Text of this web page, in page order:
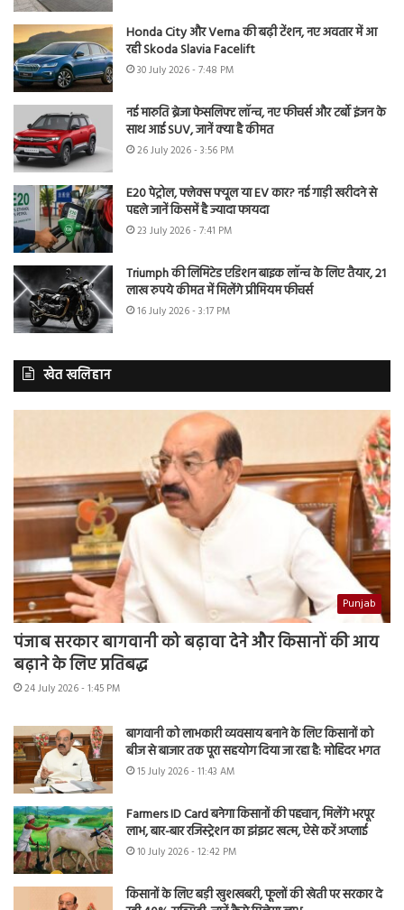
Honda City और Verna की बढ़ी टेंशन, नए अवतार में आ
रही Skoda Slavia Facelift
30 July 2026 - 7:48 PM
नई मारुति ब्रेजा फेसलिफ्ट लॉन्च, नए फीचर्स और टर्बो इंजन के
साथ आई SUV, जानें क्या है कीमत
26 July 2026 - 3:56 PM
E20 पेट्रोल, फ्लेक्स फ्यूल या EV कार? नई गाड़ी खरीदने से
पहले जानें किसमें है ज्यादा फायदा
23 July 2026 - 7:41 PM
Triumph की लिमिटेड एडिशन बाइक लॉन्च के लिए तैयार, 21
लाख रुपये कीमत में मिलेंगे प्रीमियम फीचर्स
16 July 2026 - 3:17 PM
खेत खलिहान
Punjab
पंजाब सरकार बागवानी को बढ़ावा देने और किसानों की आय
बढ़ाने के लिए प्रतिबद्ध
24 July 2026 - 1:45 PM
बागवानी को लाभकारी व्यवसाय बनाने के लिए किसानों को
बीज से बाजार तक पूरा सहयोग दिया जा रहा है: मोहिंदर भगत
15 July 2026 - 11:43 AM
Farmers ID Card बनेगा किसानों की पहचान, मिलेंगे भरपूर
लाभ, बार-बार रजिस्ट्रेशन का झंझट खत्म, ऐसे करें अप्लाई
10 July 2026 - 12:42 PM
किसानों के लिए बड़ी खुशखबरी, फूलों की खेती पर सरकार दे